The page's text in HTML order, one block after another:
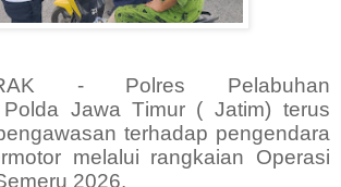
- Polres Pelabuhan
Polda Jawa Timur ( Jatim) terus
terhadap pengendara
melalui rangkaian Operasi
2026.